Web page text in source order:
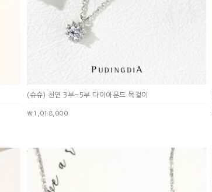
(슈슈) 천연 3부~5부 다이아몬드 목걸이
￦1,018,000